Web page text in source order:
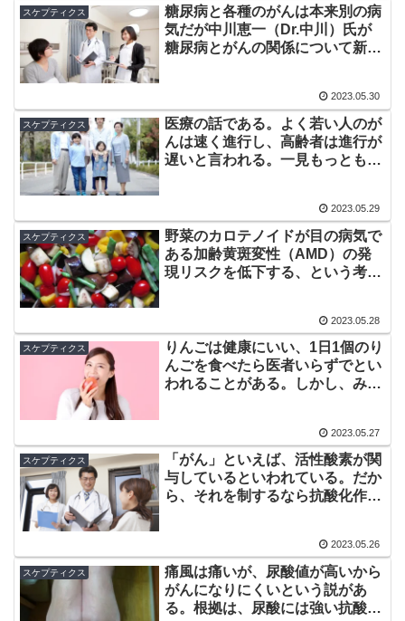
スケプティクス
糖尿病と各種のがんは本来別の病
気だが中川恵一（Dr.中川）氏が
糖尿病とがんの関係について新聞
2023.05.30
スケプティクス
医療の話である。よく若い人のが
んは速く進行し、高齢者は進行が
遅いと言われる。一見もっともな
2023.05.29
スケプティクス
野菜のカロテノイドが目の病気で
ある加齢黄斑変性（AMD）の発
現リスクを低下する、という考察
2023.05.28
スケプティクス
りんごは健康にいい、1日1個のり
んごを食べたら医者いらずでとい
われることがある。しかし、みか
2023.05.27
スケプティクス
「がん」といえば、活性酸素が関
与しているといわれている。だか
ら、それを制するなら抗酸化作用
2023.05.26
スケプティクス
痛風は痛いが、尿酸値が高いから
がんになりにくいという説があ
る。根拠は、尿酸には強い抗酸化